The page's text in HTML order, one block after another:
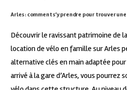
Arles : comment s’y prendre pour trouver
Découvrir le ravissant patrimoine de
location de vélo en famille sur Arles
alternative clés en main adaptée
arrivé à la gare d’Arles, vous pourrez